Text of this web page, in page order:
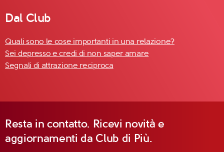
Dal Club
Quali sono le cose importanti in una relazione?
Sei depresso e credi di non saper amare
Segnali di attrazione reciproca
Resta in contatto. Ricevi novità e
aggiornamenti da Club di Più.